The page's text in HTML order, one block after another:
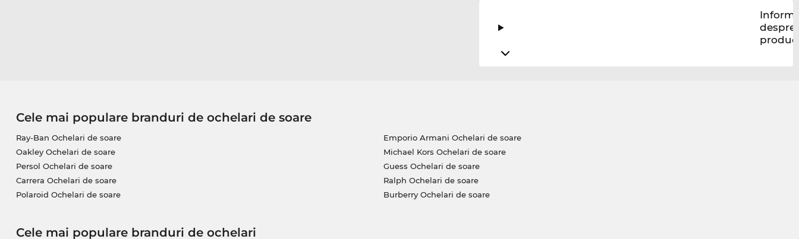
despre
Cele mai populare branduri de ochelari de soare
Ray-Ban Ochelari de soare
Oakley Ochelari de soare
Persol Ochelari de soare
Carrera Ochelari de soare
Polaroid Ochelari de soare
Emporio Armani Ochelari de soare
Michael Kors Ochelari de soare
Guess Ochelari de soare
Ralph Ochelari de soare
Burberry Ochelari de soare
Cele mai populare branduri de ochelari